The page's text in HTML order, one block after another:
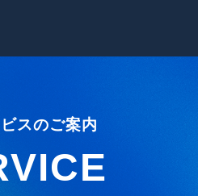
スのご案内